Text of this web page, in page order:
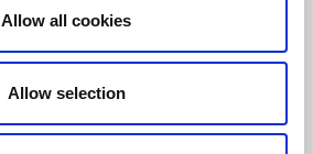
Allow all cookies
Allow selection